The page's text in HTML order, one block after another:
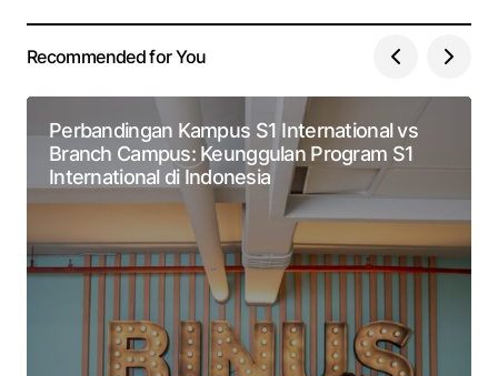
Recommended for You
Perbandingan Kampus S1 International vs
Branch Campus: Keunggulan Program S1
International di Indonesia